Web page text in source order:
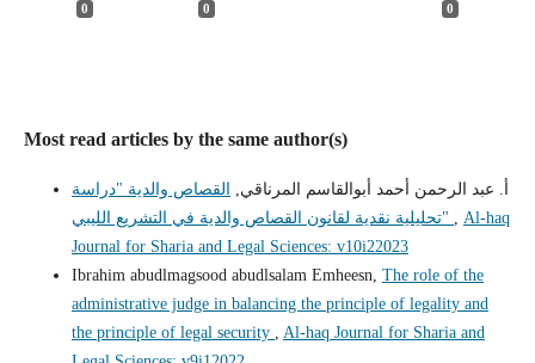
0 0 0
Most read articles by the same author(s)
أ. عبد الرحمن أحمد أبوالقاسم المرناقي, القصاص والدية "دراسة
تحليلية نقدية لقانون القصاص والدية في التشريع الليبي"
Al-haq
Journal for Sharia and Legal Sciences: v10i22023
Ibrahim abudlmagsood abudlsalam Emheesn, The role of the
administrative judge in balancing the principle of legality and
the principle of legal security
Al-haq Journal for Sharia and